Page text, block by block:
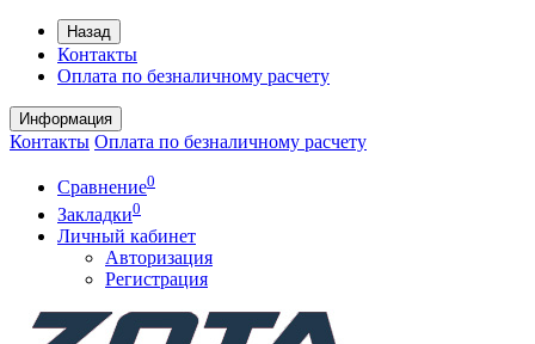
Назад
Контакты
Оплата по безналичному расчету
Информация
Контакты Оплата по безналичному расчету
Сравнение0
Закладки0
Личный кабинет
Авторизация
Регистрация